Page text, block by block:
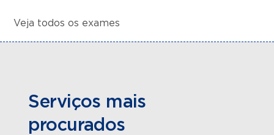
Veja todos os exames
Serviços mais
procurados